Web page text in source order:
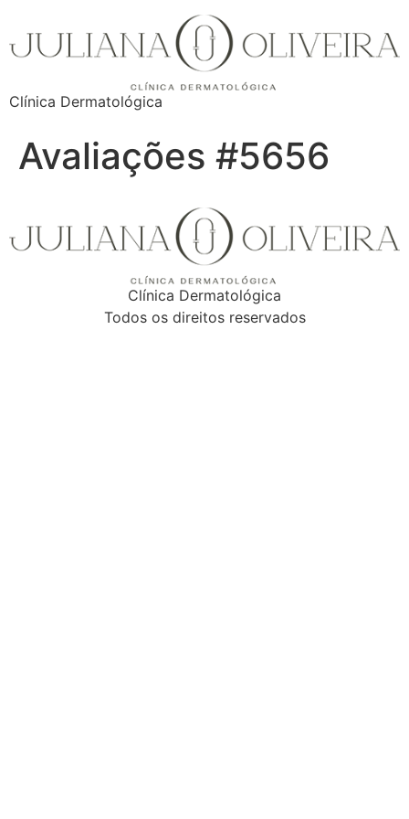
Clínica Dermatológica
Avaliações #5656
Clínica Dermatológica
Todos os direitos reservados